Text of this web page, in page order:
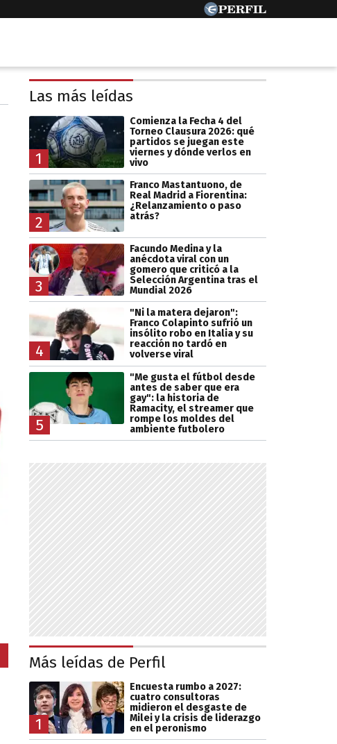
Las más leídas
1
Comienza la Fecha 4 del
Torneo Clausura 2026: qué
partidos se juegan este
viernes y dónde verlos en
vivo
2
Franco Mastantuono, de
Real Madrid a Fiorentina:
¿Relanzamiento o paso
atrás?
3
Facundo Medina y la
anécdota viral con un
gomero que criticó a la
Selección Argentina tras el
Mundial 2026
4
"Ni la matera dejaron":
Franco Colapinto sufrió un
insólito robo en Italia y su
reacción no tardó en
volverse viral
5
"Me gusta el fútbol desde
antes de saber que era
gay": la historia de
Ramacity, el streamer que
rompe los moldes del
ambiente futbolero
Más leídas de Perfil
1
Encuesta rumbo a 2027:
cuatro consultoras
midieron el desgaste de
Milei y la crisis de liderazgo
en el peronismo